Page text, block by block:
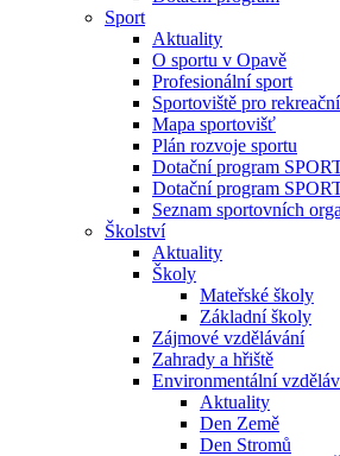
Sport
Aktuality
O sportu v Opavě
Profesionální sport
Sportoviště pro
Mapa sportovišť
Plán rozvoje sportu
Dotační program
Dotační program
Seznam sportovních
Školství
Aktuality
Školy
Mateřské školy
Základní školy
Zájmové vzdělávání
Zahrady a hřiště
Environmentální
Aktuality
Den Země
Den Stromů